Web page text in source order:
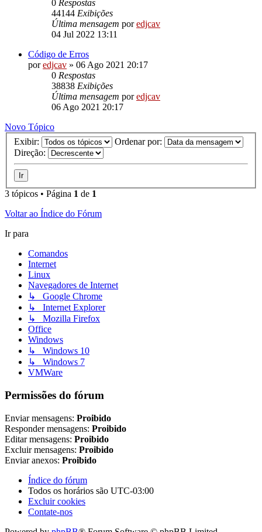
0 Respostas
44144 Exibições
Última mensagem poredjcav
04 Jul 2022 13:11
Código de Erros
poredjcav » 06 Ago 2021 20:17
0 Respostas
38838 Exibições
Última mensagem poredjcav
06 Ago 2021 20:17
Novo Tópico
Exibir:
Ordenar por:
Direção:
3 tópicos • Página 1 de 1
Voltar ao Índice do Fórum
Ir para
Comandos
Internet
Linux
Navegadores de Internet
↳ Google Chrome
↳ Internet Explorer
↳ Mozilla Firefox
Office
Windows
↳ Windows 10
↳ Windows 7
VMWare
Permissões do fórum
Enviar mensagens: Proibido
Responder mensagens: Proibido
Editar mensagens: Proibido
Excluir mensagens: Proibido
Enviar anexos: Proibido
Índice do fórum
Todos os horários são UTC-03:00
Excluir cookies
Contate-nos